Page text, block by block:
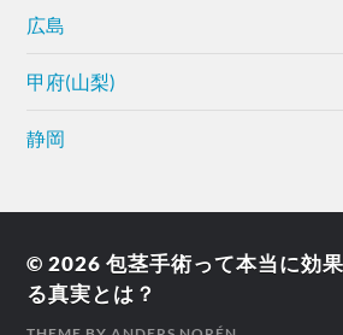
広島
甲府(山梨)
静岡
© 2026包茎手術って本当に効
る真実とは？